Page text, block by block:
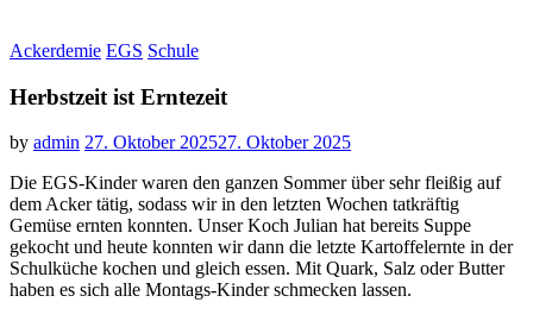
Ackerdemie EGS Schule
Herbstzeit ist Erntezeit
by admin 27. Oktober 202527. Oktober 2025
Die EGS-Kinder waren den ganzen Sommer über sehr fleißig auf
dem Acker tätig, sodass wir in den letzten Wochen tatkräftig
Gemüse ernten konnten. Unser Koch Julian hat bereits Suppe
gekocht und heute konnten wir dann die letzte Kartoffelernte in der
Schulküche kochen und gleich essen. Mit Quark, Salz oder Butter
haben es sich alle Montags-Kinder schmecken lassen.